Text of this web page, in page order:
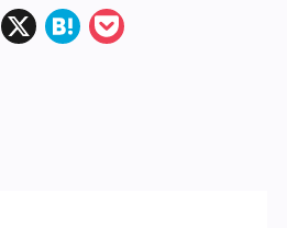
Facebook
X Hatena